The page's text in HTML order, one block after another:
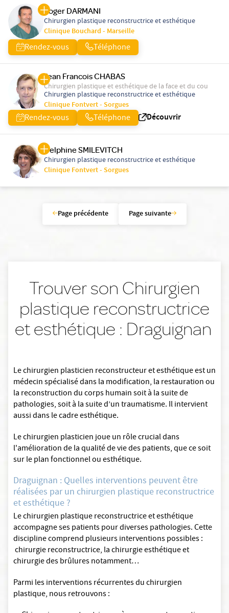
Roger DARMANI
Chirurgien plastique reconstructrice et esthétique
Clinique Bouchard - Marseille
Rendez-vous Téléphone
Jean Francois CHABAS
Chirurgien plastique et esthétique de la face et du cou
Chirurgien plastique reconstructrice et esthétique
Clinique Fontvert - Sorgues
Rendez-vous Téléphone Découvrir
Delphine SMILEVITCH
Chirurgien plastique reconstructrice et esthétique
Clinique Fontvert - Sorgues
Page précédente Page suivante
Trouver son Chirurgien
plastique reconstructrice
et esthétique : Draguignan
Le chirurgien plasticien reconstructeur et esthétique est un
médecin spécialisé dans la modification, la restauration ou
la reconstruction du corps humain soit à la suite de
pathologies, soit à la suite d’un traumatisme. Il intervient
aussi dans le cadre esthétique.
Le chirurgien plasticien joue un rôle crucial dans
l'amélioration de la qualité de vie des patients, que ce soit
sur le plan fonctionnel ou esthétique.
Draguignan : Quelles interventions peuvent être
réalisées par un chirurgien plastique reconstructrice
et esthétique ?
Le chirurgien plastique reconstructrice et esthétique
accompagne ses patients pour diverses pathologies. Cette
discipline comprend plusieurs interventions possibles :
chirurgie reconstructrice, la chirurgie esthétique et
chirurgie des brûlures notamment…
Parmi les interventions récurrentes du chirurgien
plastique, nous retrouvons :